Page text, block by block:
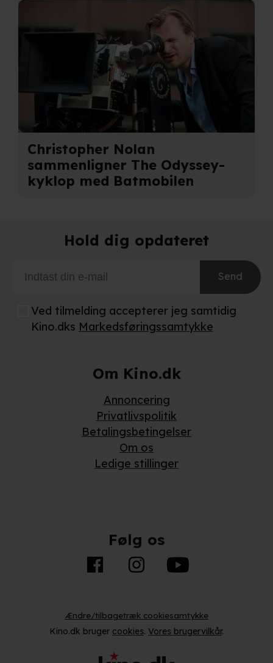
Christopher Nolan
sammenligner The Odyssey-
kyklop med Batmobilen
Hold dig opdateret
Send
Ved tilmelding accepterer jeg samtidig
Kino.dks Markedsføringssamtykke
Om Kino.dk
Annoncering
Privatlivspolitik
Betalingsbetingelser
Om os
Ledige stillinger
Følg os
Ændre/tilbagetræk cookiesamtykke
Kino.dk bruger cookies. Vores brugervilkår.